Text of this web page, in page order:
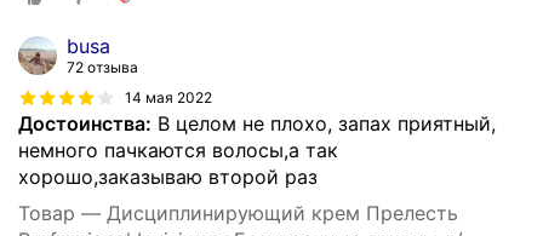
busa
72 отзыва
14 мая 2022
Достоинства: В целом не плохо, запах приятный,
немного пачкаются волосы,а так
хорошо,заказываю второй раз
Товар — Дисциплинирующий крем Прелесть